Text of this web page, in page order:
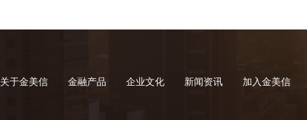
关于金美信 金融产品 企业文化 新闻资讯 加入金美信